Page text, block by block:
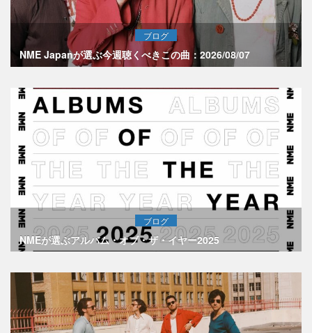
ブログ
NME Japanが選ぶ今週聴くべきこの曲：2026/08/07
ブログ
NMEが選ぶアルバム・オブ・ザ・イヤー2025